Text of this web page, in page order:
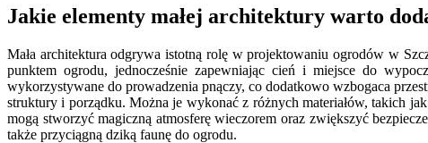
Jakie elementy małej architektury warto
Mała architektura odgrywa istotną rolę w projektowaniu ogrodów w
punktem ogrodu, jednocześnie zapewniając cień i miejsce do
wykorzystywane do prowadzenia pnączy, co dodatkowo wzbogaca
struktury i porządku. Można je wykonać z różnych materiałów, takich
mogą stworzyć magiczną atmosferę wieczorem oraz zwiększyć
także przyciągną dziką faunę do ogrodu.